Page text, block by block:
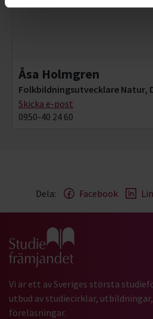
Åsa Holmgren
Folkbildningsutvecklare Natur,
Skicka e-post
0950-40 24 60
Dela: Facebook
Gå till studiefrämjandets startsida
Vi är ett av Sveriges största
utbud av studiecirklar,
föreläsningar.